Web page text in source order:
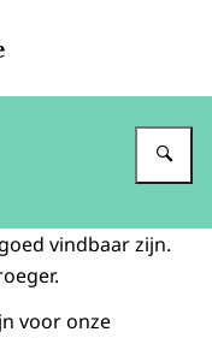
vindbaar zijn.
voor onze